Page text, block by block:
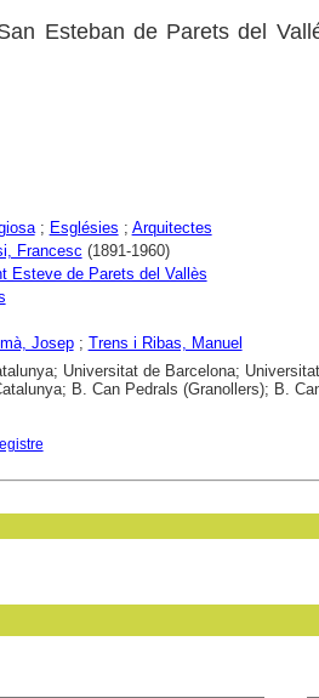
Esteban de Parets del
; Esglésies ; Arquitectes
Francesc (1891-1960)
Esteve de Parets del Vallès
Josep; Trens i Ribas, Manuel
Universitat de Barcelona;
B. Can Pedrals (Granollers); B.